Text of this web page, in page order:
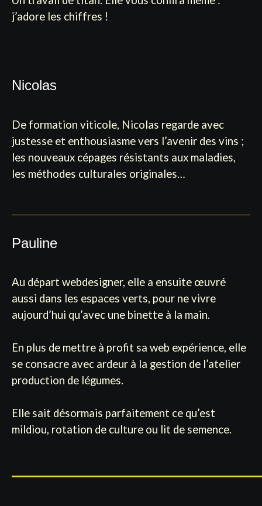
j’adore les chiffres !
Nicolas
De formation viticole, Nicolas regarde avec
justesse et enthousiasme vers l’avenir des vins ;
les nouveaux cépages résistants aux maladies,
les méthodes culturales originales…
Pauline
Au départ webdesigner, elle a ensuite œuvré
aussi dans les espaces verts, pour ne vivre
aujourd’hui qu’avec une binette à la main.
En plus de mettre à profit sa web expérience, elle
se consacre avec ardeur à la gestion de l’atelier
production de légumes.
Elle sait désormais parfaitement ce qu’est
mildiou, rotation de culture ou lit de semence.